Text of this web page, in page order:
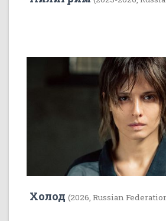
Холод (2026, Russian